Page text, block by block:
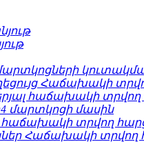
Հաճախակի
հաճախակի տրվող
մարտկոցի մասին
տրվող
Հաճախակի տրվող